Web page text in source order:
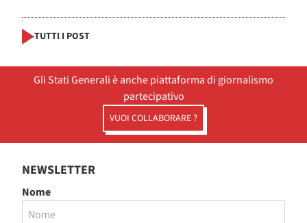
TUTTI I POST
Gli Stati Generali è anche piattaforma di giornalismo
partecipativo
VUOI COLLABORARE ?
NEWSLETTER
Nome